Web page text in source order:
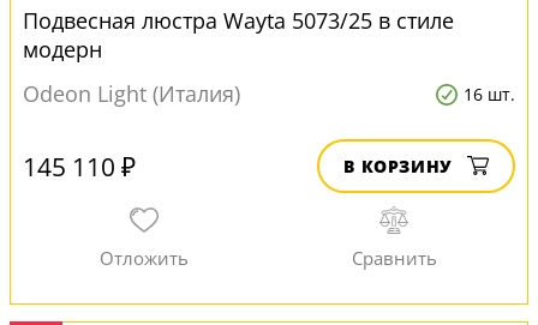
Подвесная люстра Wayta 5073/25 в стиле
модерн
Odeon Light (Италия)
16 шт.
145 110 ₽ В КОРЗИНУ